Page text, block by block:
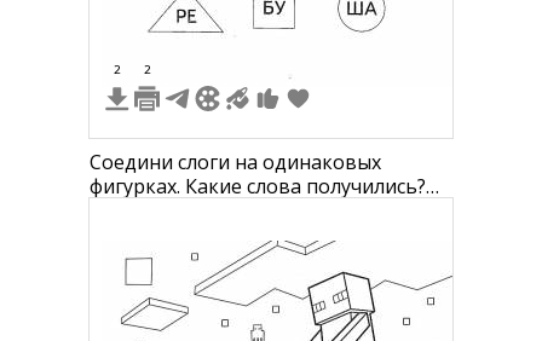
2 2
Соедини слоги на одинаковых
фигурках. Какие слова получились?